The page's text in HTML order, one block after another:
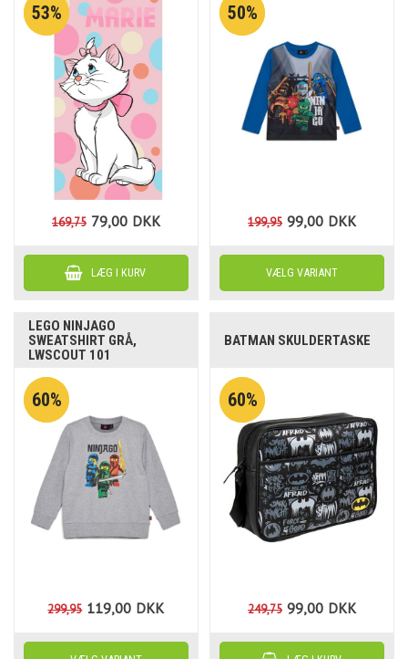
53%
169,75 79,00 DKK
50%
199,95 99,00 DKK
LEGO NINJAGO
SWEATSHIRT GRÅ,
LWSCOUT 101
60%
299,95 119,00 DKK
BATMAN SKULDERTASKE
60%
249,75 99,00 DKK